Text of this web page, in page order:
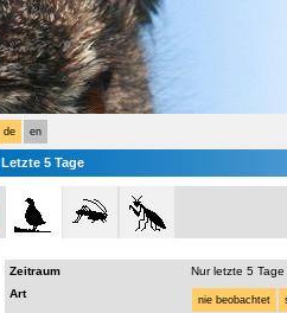
de en
Letzte 5 Tage
Zeitraum
Nur letzte 5 Tage
Art
nie beobachtet